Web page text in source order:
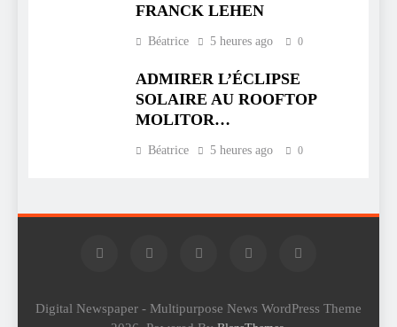
FRANCK LEHEN
Béatrice 5 heures ago 0
ADMIRER L’ÉCLIPSE
SOLAIRE AU ROOFTOP
MOLITOR…
Béatrice 5 heures ago 0
Digital Newspaper - Multipurpose News WordPress Theme